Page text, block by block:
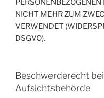
NICHT MEHR ZUM
VERWENDET
DSGVO).
Beschwerde­recht
Aufsichts­behörde